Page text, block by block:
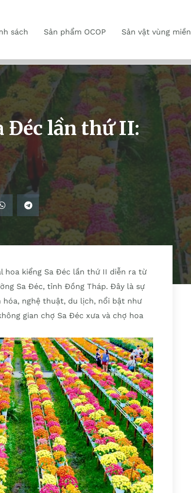
sách Sản phẩm OCOP Sản vật vùng miền
Đéc lần thứ II:
hoa kiểng Sa Đéc lần thứ II diễn ra từ
Sa Đéc, tỉnh Đồng Tháp. Đây là sự
nghệ thuật, du lịch, nổi bật như
gian chợ Sa Đéc xưa và chợ hoa